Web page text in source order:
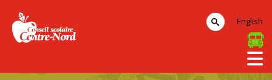
English